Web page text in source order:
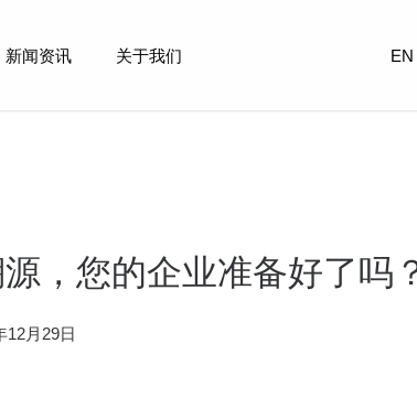
新闻资讯 关于我们 EN
，您的企业准备好了吗
12月29日